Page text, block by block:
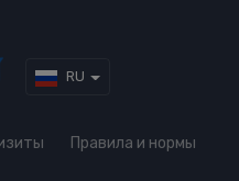
RU
Правила и нормы